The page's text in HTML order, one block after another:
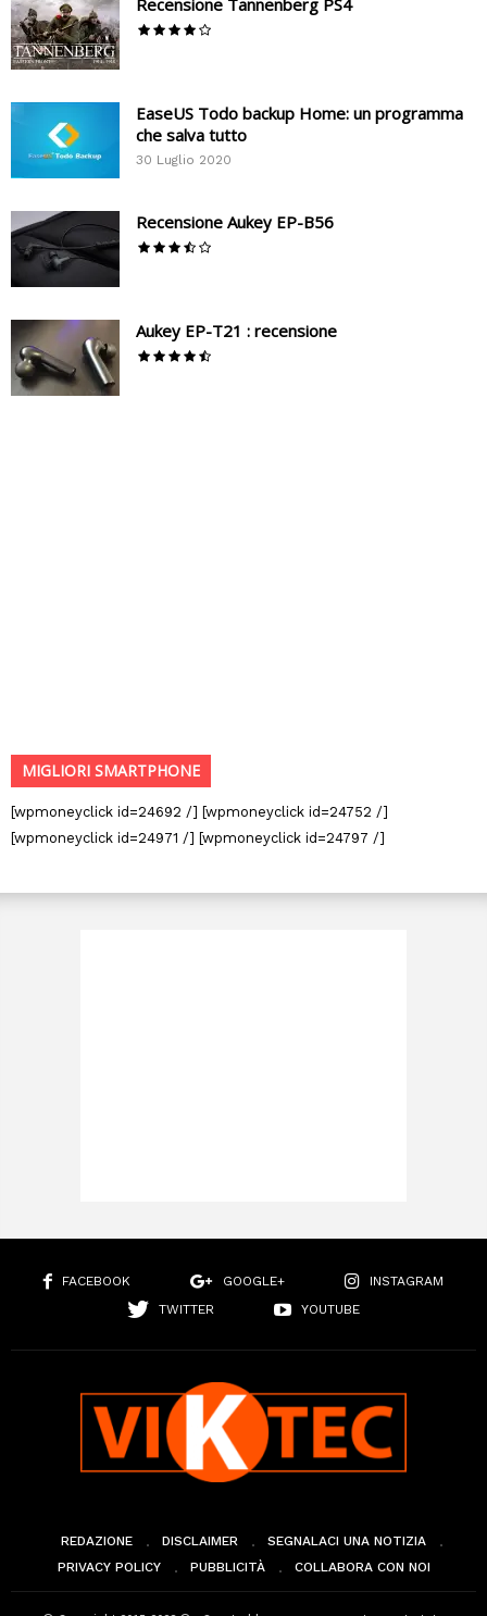
Recensione Tannenberg PS4
EaseUS Todo backup Home: un programma
che salva tutto
30 Luglio 2020
Recensione Aukey EP-B56
Aukey EP-T21 : recensione
MIGLIORI SMARTPHONE
[wpmoneyclick id=24692 /] [wpmoneyclick id=24752 /]
[wpmoneyclick id=24971 /] [wpmoneyclick id=24797 /]
FACEBOOK GOOGLE+
INSTAGRAM
TWITTER
YOUTUBE
REDAZIONE DISCLAIMER
SEGNALACI UNA NOTIZIA
PRIVACY POLICY
PUBBLICITÀ COLLABORA CON NOI